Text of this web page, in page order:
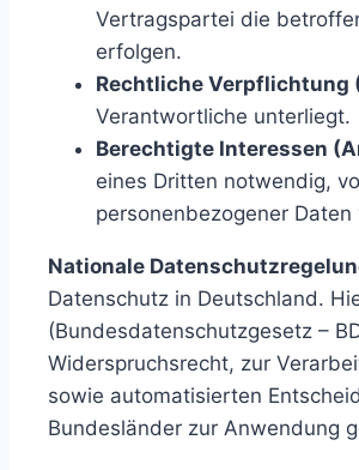
Vertragspartei die
erfolgen.
Rechtliche Verpflichtung
Verantwortliche unterliegt.
Berechtigte Interessen
eines Dritten notwendig,
personenbezogener
Nationale
Datenschutz in Deutschland.
(Bundesdatenschutzgesetz –
Widerspruchsrecht, zur
sowie automatisierten
Bundesländer zur Anwendung